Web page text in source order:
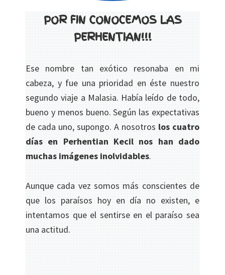
POR FIN CONOCEMOS LAS
PERHENTIAN!!!
Ese nombre tan exótico resonaba en mi
cabeza, y fue una prioridad en éste nuestro
segundo viaje a Malasia. Había leído de todo,
bueno y menos bueno. Según las expectativas
de cada uno, supongo. A nosotros los cuatro
días en Perhentian Kecil nos han dado
muchas imágenes inolvidables.
Aunque cada vez somos más conscientes de
que los paraísos hoy en día no existen, e
intentamos que el sentirse en el paraíso sea
una actitud.